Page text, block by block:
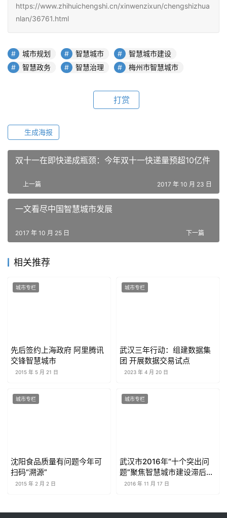
https://www.zhihuichengshi.cn/xinwenzixun/chengshizhua
nlan/36761.html
城市规划 智慧城市
智慧城市建设
智慧政务
智慧治理 梅州市智慧城市
打赏
生成海报
双十一在即快递成瓶颈：今年双十一快递量预超10亿件
上一篇 2017 年 10 月 23 日
一文看尽中国智慧城市发展
下一篇
2017 年 10 月 25 日
相关推荐
城市专栏
先后签约上海政府 阿里腾讯
交锋智慧城市
2015 年 5 月 21 日
城市专栏
武汉三年行动：组建数据集
团 开展数据交易试点
2023 年 4 月 20 日
城市专栏
沈阳食品质量有问题今年可
扫码“溯源”
2015 年 2 月 2 日
城市专栏
武汉市2016年“十个突出问
题”聚焦智慧城市建设滞后问
题2016 年 11 月 17 日